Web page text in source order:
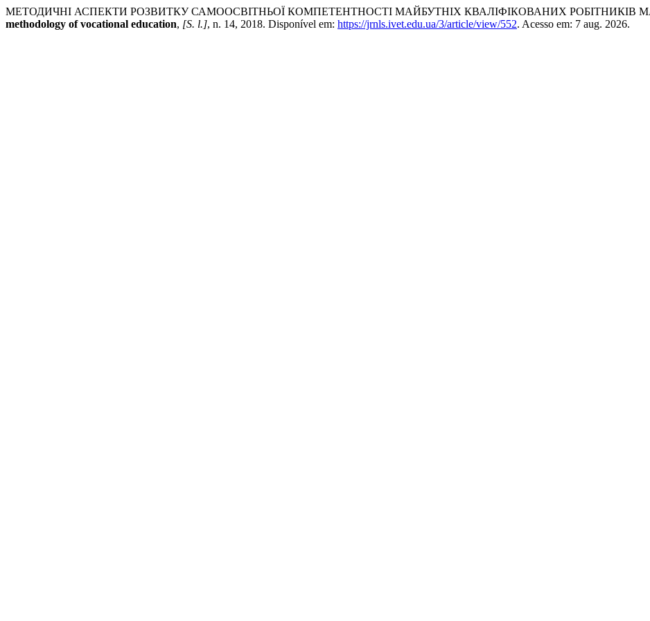
МЕТОДИЧНІ АСПЕКТИ РОЗВИТКУ САМООСВІТНЬОЇ КОМПЕТЕНТНОСТІ МАЙБУТНІХ КВАЛІФІКОВАНИХ РОБІТНИКІВ
methodology of vocational education, [S. l.], n. 14, 2018. Disponível em: https://jrnls.ivet.edu.ua/3/article/view/552. Acesso em: 7 aug. 2026.